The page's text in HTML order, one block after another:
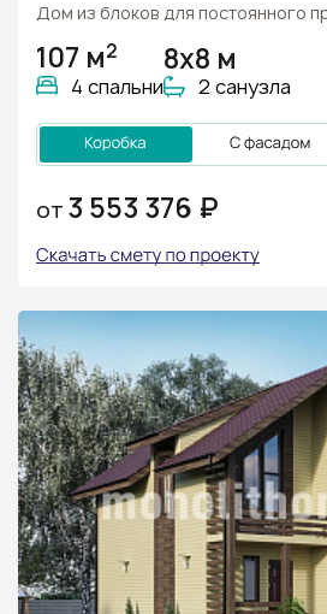
Дом из блоков для постоянного
107 м2
4 спальни
8х8 м
2 санузла
ОТ 3 553 376 ₽